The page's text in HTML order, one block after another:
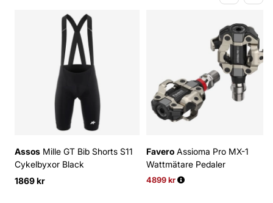
Assos Mille GT Bib Shorts S11
Cykelbyxor Black
1869 kr
Favero Assioma Pro MX-1
Wattmätare Pedaler
4899 kr
Ordinarie pris: